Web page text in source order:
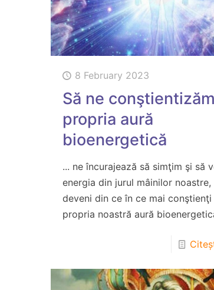
8 February 2023
Să ne conştientizăm
propria aură
bioenergetică
... ne încurajează să simţim şi să
energia din jurul mâinilor noastre,
deveni din ce în ce mai conştienţi
propria noastră aură